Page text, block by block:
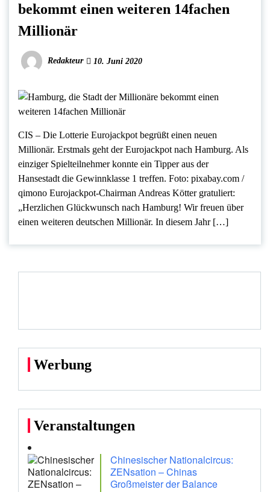
bekommt einen weiteren 14fachen
Millionär
Redakteur 10. Juni 2020
CIS – Die Lotterie Eurojackpot begrüßt einen neuen
Millionär. Erstmals geht der Eurojackpot nach Hamburg. Als
einziger Spielteilnehmer konnte ein Tipper aus der
Hansestadt die Gewinnklasse 1 treffen. Foto: pixabay.com /
qimono Eurojackpot-Chairman Andreas Kötter gratuliert:
„Herzlichen Glückwunsch nach Hamburg! Wir freuen über
einen weiteren deutschen Millionär. In diesem Jahr […]
Werbung
Veranstaltungen
Chinesischer Nationalcircus:
ZENsation – Chinas
Großmeister der Balance